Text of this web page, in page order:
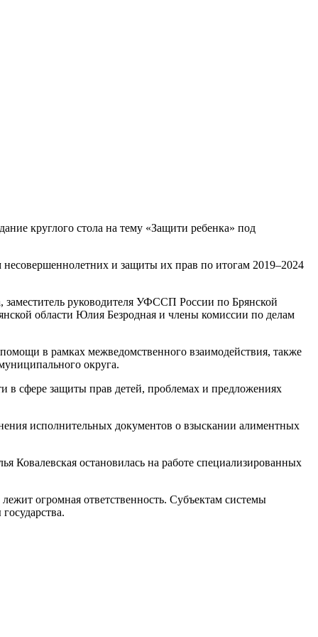
круглого стола на тему «Защити ребенка» под
и защиты их прав по итогам 2019–2024
руководителя УФССП России по Брянской
области Юлия Безродная и члены комиссии по делам
в рамках межведомственного взаимодействия, также
округа.
в сфере защиты прав детей, проблемах и предложениях
исполнительных документов о взыскании алиментных
Ковалевская остановилась на работе специализированных
огромная ответственность. Субъектам системы